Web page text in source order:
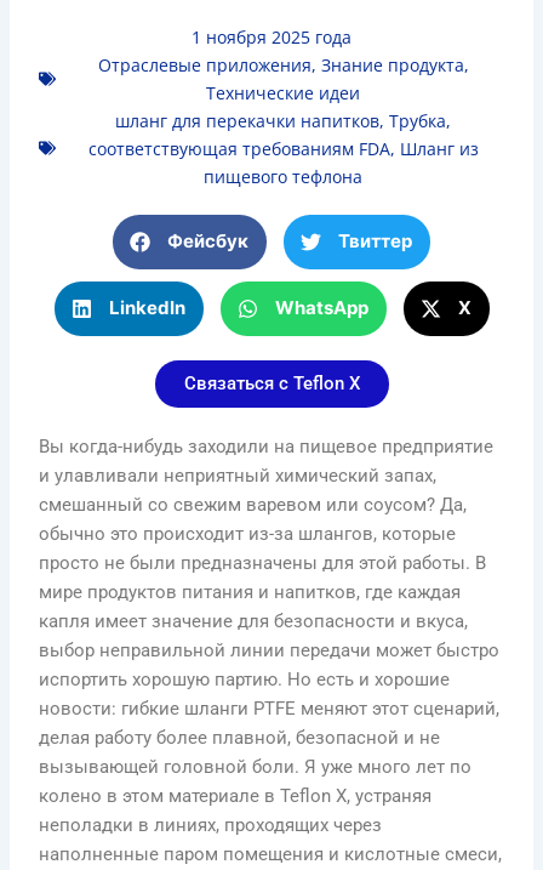
1 ноября 2025 года
Отраслевые приложения, Знание продукта,
Технические идеи
шланг для перекачки напитков, Трубка,
соответствующая требованиям FDA, Шланг из
пищевого тефлона
Фейсбук Твиттер
LinkedIn WhatsApp Х
Связаться с Teflon X
Вы когда-нибудь заходили на пищевое предприятие
и улавливали неприятный химический запах,
смешанный со свежим варевом или соусом? Да,
обычно это происходит из-за шлангов, которые
просто не были предназначены для этой работы. В
мире продуктов питания и напитков, где каждая
капля имеет значение для безопасности и вкуса,
выбор неправильной линии передачи может быстро
испортить хорошую партию. Но есть и хорошие
новости: гибкие шланги PTFE меняют этот сценарий,
делая работу более плавной, безопасной и не
вызывающей головной боли. Я уже много лет по
колено в этом материале в Teflon X, устраняя
неполадки в линиях, проходящих через
наполненные паром помещения и кислотные смеси,